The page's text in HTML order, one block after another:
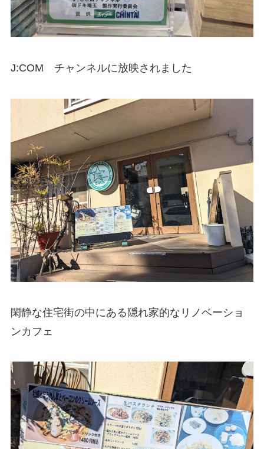
J:COM チャンネルに放映されました
閑静な住宅街の中にある隠れ家的なリノベーショ
ンカフェ